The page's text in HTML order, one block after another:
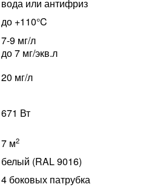
вода или антифриз
до +110°C
7-9 мг/л
до 7 мг/экв.л
20 мг/л
671 Вт
7 м2
белый (RAL 9016)
4 боковых патрубка